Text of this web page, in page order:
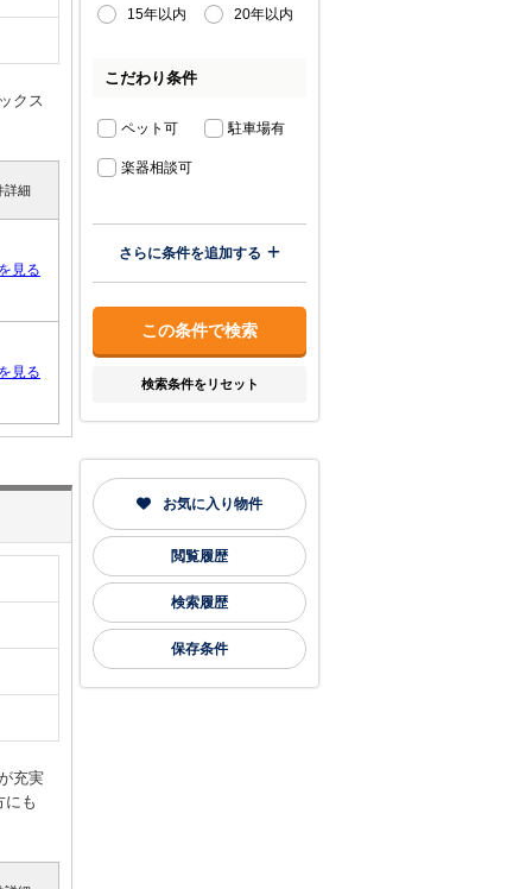
クス
詳細
見る
見る
充実
にも
15年以内 20年以内
こだわり条件
ペット可 駐車場有
楽器相談可
さらに条件を追加する
検索条件をリセット
お気に入り物件
閲覧履歴
検索履歴
保存条件